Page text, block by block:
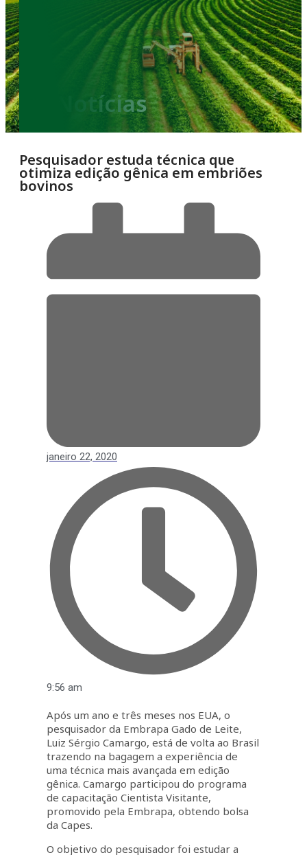
Notícias
Pesquisador estuda técnica que
otimiza edição gênica em embriões
bovinos
janeiro 22, 2020
9:56 am
Após um ano e três meses nos EUA, o
pesquisador da Embrapa Gado de Leite,
Luiz Sérgio Camargo, está de volta ao Brasil
trazendo na bagagem a experiência de
uma técnica mais avançada em edição
gênica. Camargo participou do programa
de capacitação Cientista Visitante,
promovido pela Embrapa, obtendo bolsa
da Capes.
O objetivo do pesquisador foi estudar a